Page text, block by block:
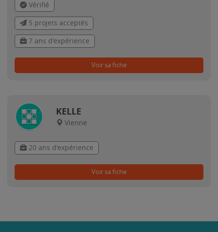
Vérifié
5 projets acceptés
7 ans d'expérience
Voir sa fiche
KELLE
Vienne
20 ans d'expérience
Voir sa fiche